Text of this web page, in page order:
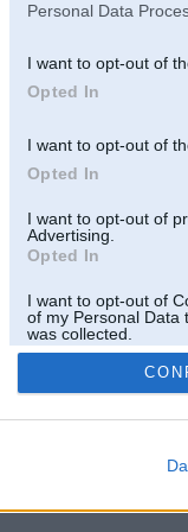
Personal Data
I want to opt-out of
Opted In
I want to opt-out of
Opted In
I want to opt-out of
Advertising.
Opted In
I want to opt-out of
of my Personal Data
was collected.
Opted Out
nav auto klubs un nav saistīts ar